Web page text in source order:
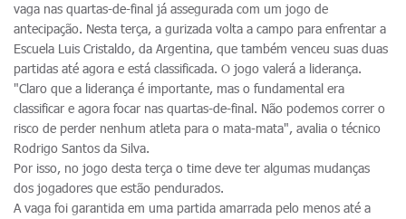
vaga nas quartas-de-final já assegurada com um jogo de
antecipação. Nesta terça, a gurizada volta a campo para enfrentar a
Escuela Luis Cristaldo, da Argentina, que também venceu suas duas
partidas até agora e está classificada. O jogo valerá a liderança.
"Claro que a liderança é importante, mas o fundamental era
classificar e agora focar nas quartas-de-final. Não podemos correr o
risco de perder nenhum atleta para o mata-mata", avalia o técnico
Rodrigo Santos da Silva.
Por isso, no jogo desta terça o time deve ter algumas mudanças
dos jogadores que estão pendurados.
A vaga foi garantida em uma partida amarrada pelo menos até a